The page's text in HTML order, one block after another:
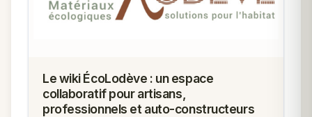
Le wiki ÉcoLodève : un espace
collaboratif pour artisans,
professionnels et auto-constructeurs